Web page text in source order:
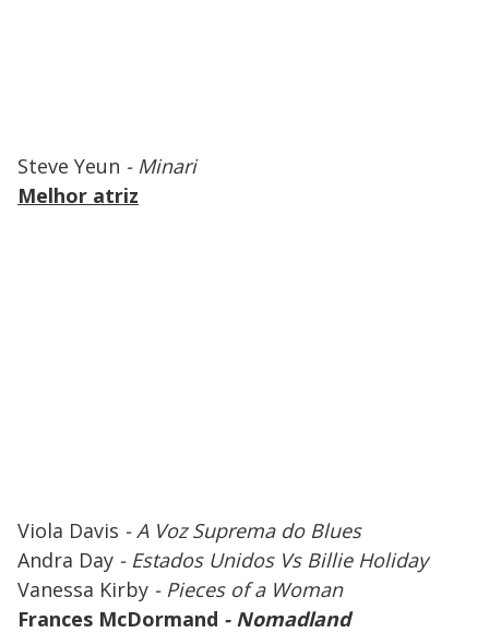
Steve Yeun - Minari
Melhor atriz
Viola Davis - A Voz Suprema do Blues
Andra Day - Estados Unidos Vs Billie Holiday
Vanessa Kirby - Pieces of a Woman
Frances McDormand - Nomadland